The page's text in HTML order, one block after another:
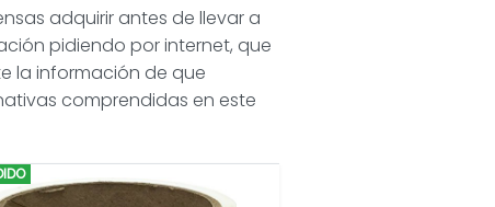
adquirir antes de llevar a
pidiendo por internet, que
la información de que
comprendidas en este